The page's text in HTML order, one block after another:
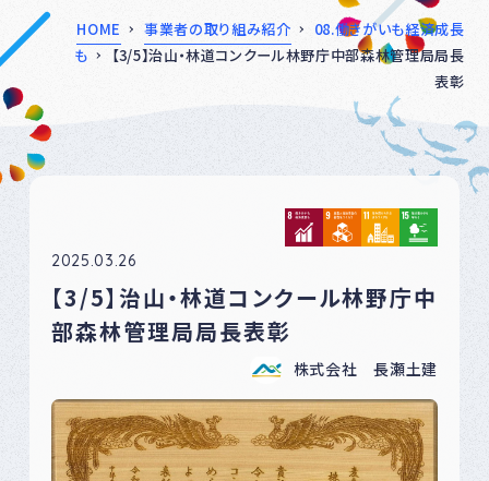
HOME 事業者の取り組み紹介
08.働きがいも経済成長
も
【3/5】治山・林道コンクール林野庁中部森林管理局局長
表彰
2025.03.26
【3/5】治山・林道コンクール林野庁中
部森林管理局局長表彰
株式会社 長瀬土建